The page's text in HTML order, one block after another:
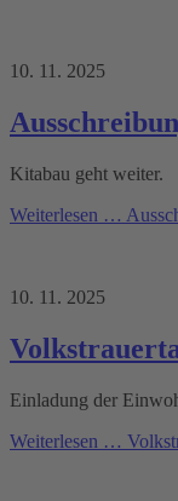
10. 11. 2025
Kitabau geht weiter.
Weiterlesen …
10. 11. 2025
Einladung der
Weiterlesen …